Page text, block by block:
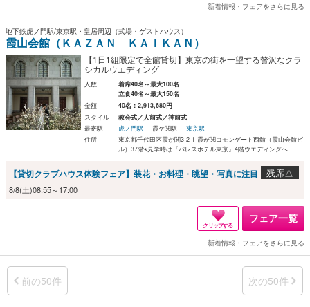
新着情報・フェアをさらに見る
地下鉄虎ノ門駅/東京駅・皇居周辺（式場・ゲストハウス）
霞山会館（ＫＡＺＡＮ ＫＡＩＫＡＮ）
【1日1組限定で全館貸切】東京の街を一望する贅沢なクラ
シカルウエディング
人数
着席40名～最大100名
立食40名～最大150名
金額
40名：2,913,680円
スタイル
教会式／人前式／神前式
最寄駅
虎ノ門駅 霞ケ関駅
東京駅
住所
東京都千代田区霞が関3-2-1 霞が関コモンゲート西館（霞山会館ビ
ル）37階※見学時は『パレスホテル東京』4階ウエディングへ
【貸切クラブハウス体験フェア】装花・お料理・眺望・写真に注目 残席△
8/8(土)08:55～17:00
クリップする
フェア一覧
新着情報・フェアをさらに見る
前の50件 次の50件